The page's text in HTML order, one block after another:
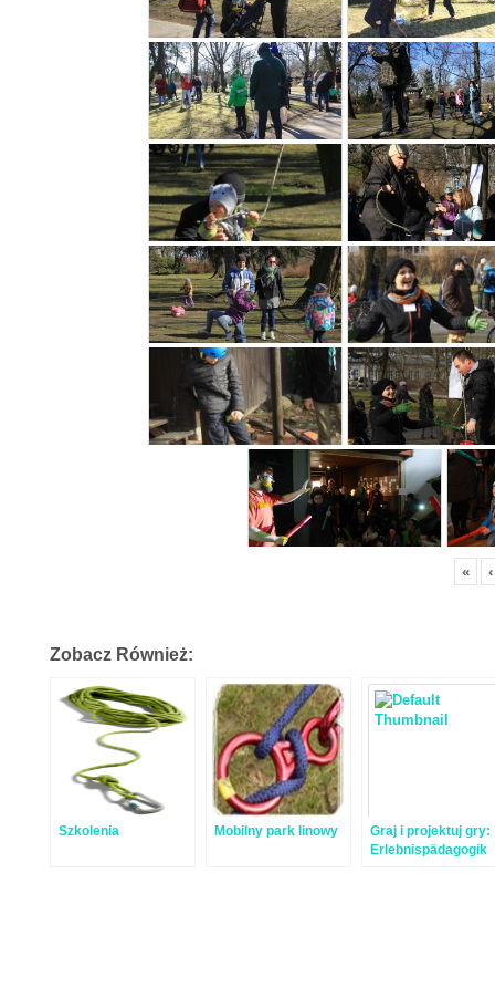
« ‹
Zobacz Również:
Szkolenia Mobilny park linowy
Graj i projektuj gry:
Erlebnispädagogik